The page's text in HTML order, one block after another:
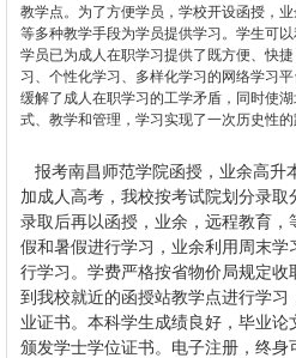
教学点。为了方便学员，学校开设函授，
等多种教学手段为学员提供学习。学生可
学员已为成人在职学习提供了既方便、快
习、个性化学习、多样化学习的网络学习
缓解了成人在职学习的工学矛盾，同时使
式、教学和管理，学习实现了一次历史性的
报考南昌师范学院函授，业余高升
加成人高考，我校按考试院划分录
录取后再以函授，业余，远程教育，
假和暑假进行学习，业余利用周末
行学习。学费严格按省物价局规定
到我校就近的函授站教学点进行学
业证书。本科学生成绩良好，毕业论
颁发学士学位证书。电子注册，终身